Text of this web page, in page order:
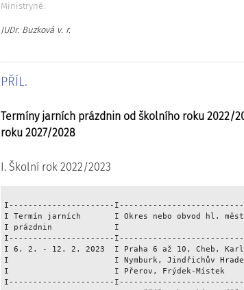
Ministryně:
JUDr. Buzková v. r.
PŘÍL.
Termíny jarních prázdnin od školního roku 2022/
roku 2027/2028
I. Školní rok 2022/2023
I----------------------
I Termín jarních       I Okres nebo obvod hl.
I prázdnin             I
I----------------------
I 6. 2. - 12. 2. 2023  I Praha 6 až 10, Cheb,
I                      I Nymburk, Jindřichův
I                      I Přerov, Frýdek-
I----------------------